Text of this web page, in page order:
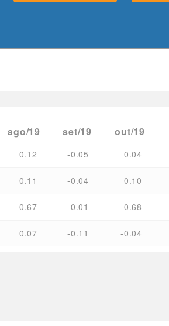
ago/19 set/19 out/19
0.12 -0.05 0.04
0.11 -0.04 0.10
-0.67 -0.01 0.68
0.07 -0.11 -0.04